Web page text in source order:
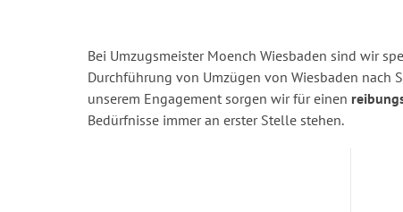
Bei Umzugsmeister Moench Wiesbaden sind wir
Durchführung von Umzügen von Wiesbaden nach
unserem Engagement sorgen wir für einen
Bedürfnisse immer an erster Stelle stehen.